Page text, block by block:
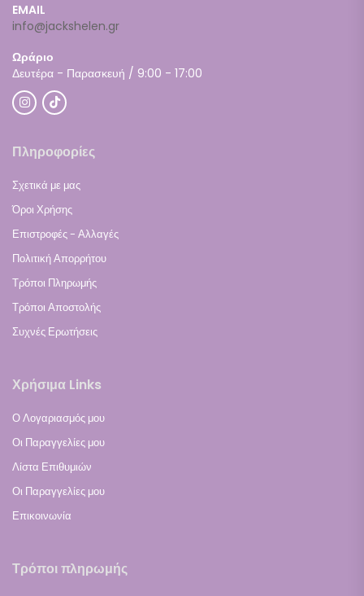
EMAIL
info@jackshelen.gr
Ωράριο
Δευτέρα - Παρασκευή / 9:00 - 17:00
Πληροφορίες
Σχετικά με μας
Όροι Χρήσης
Επιστροφές - Αλλαγές
Πολιτική Απορρήτου
Τρόποι Πληρωμής
Τρόποι Αποστολής
Συχνές Ερωτήσεις
Χρήσιμα Links
Ο Λογαριασμός μου
Οι Παραγγελίες μου
Λίστα Επιθυμιών
Οι Παραγγελίες μου
Επικοινωνία
Τρόποι πληρωμής